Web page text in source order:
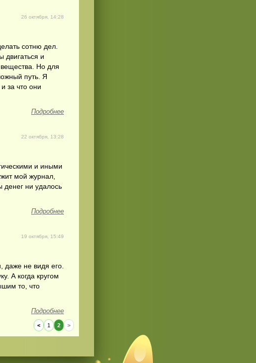
26 октября, 14:28
сотню дел.
двигаться и
Но для
путь. Я
за что они
Подробнее
22 октября, 13:28
и иными
мой журнал,
денег ни удалось
Подробнее
19 октября, 15:49
даже не видя его.
А когда кругом
то, что
Подробнее
< 1 2 >